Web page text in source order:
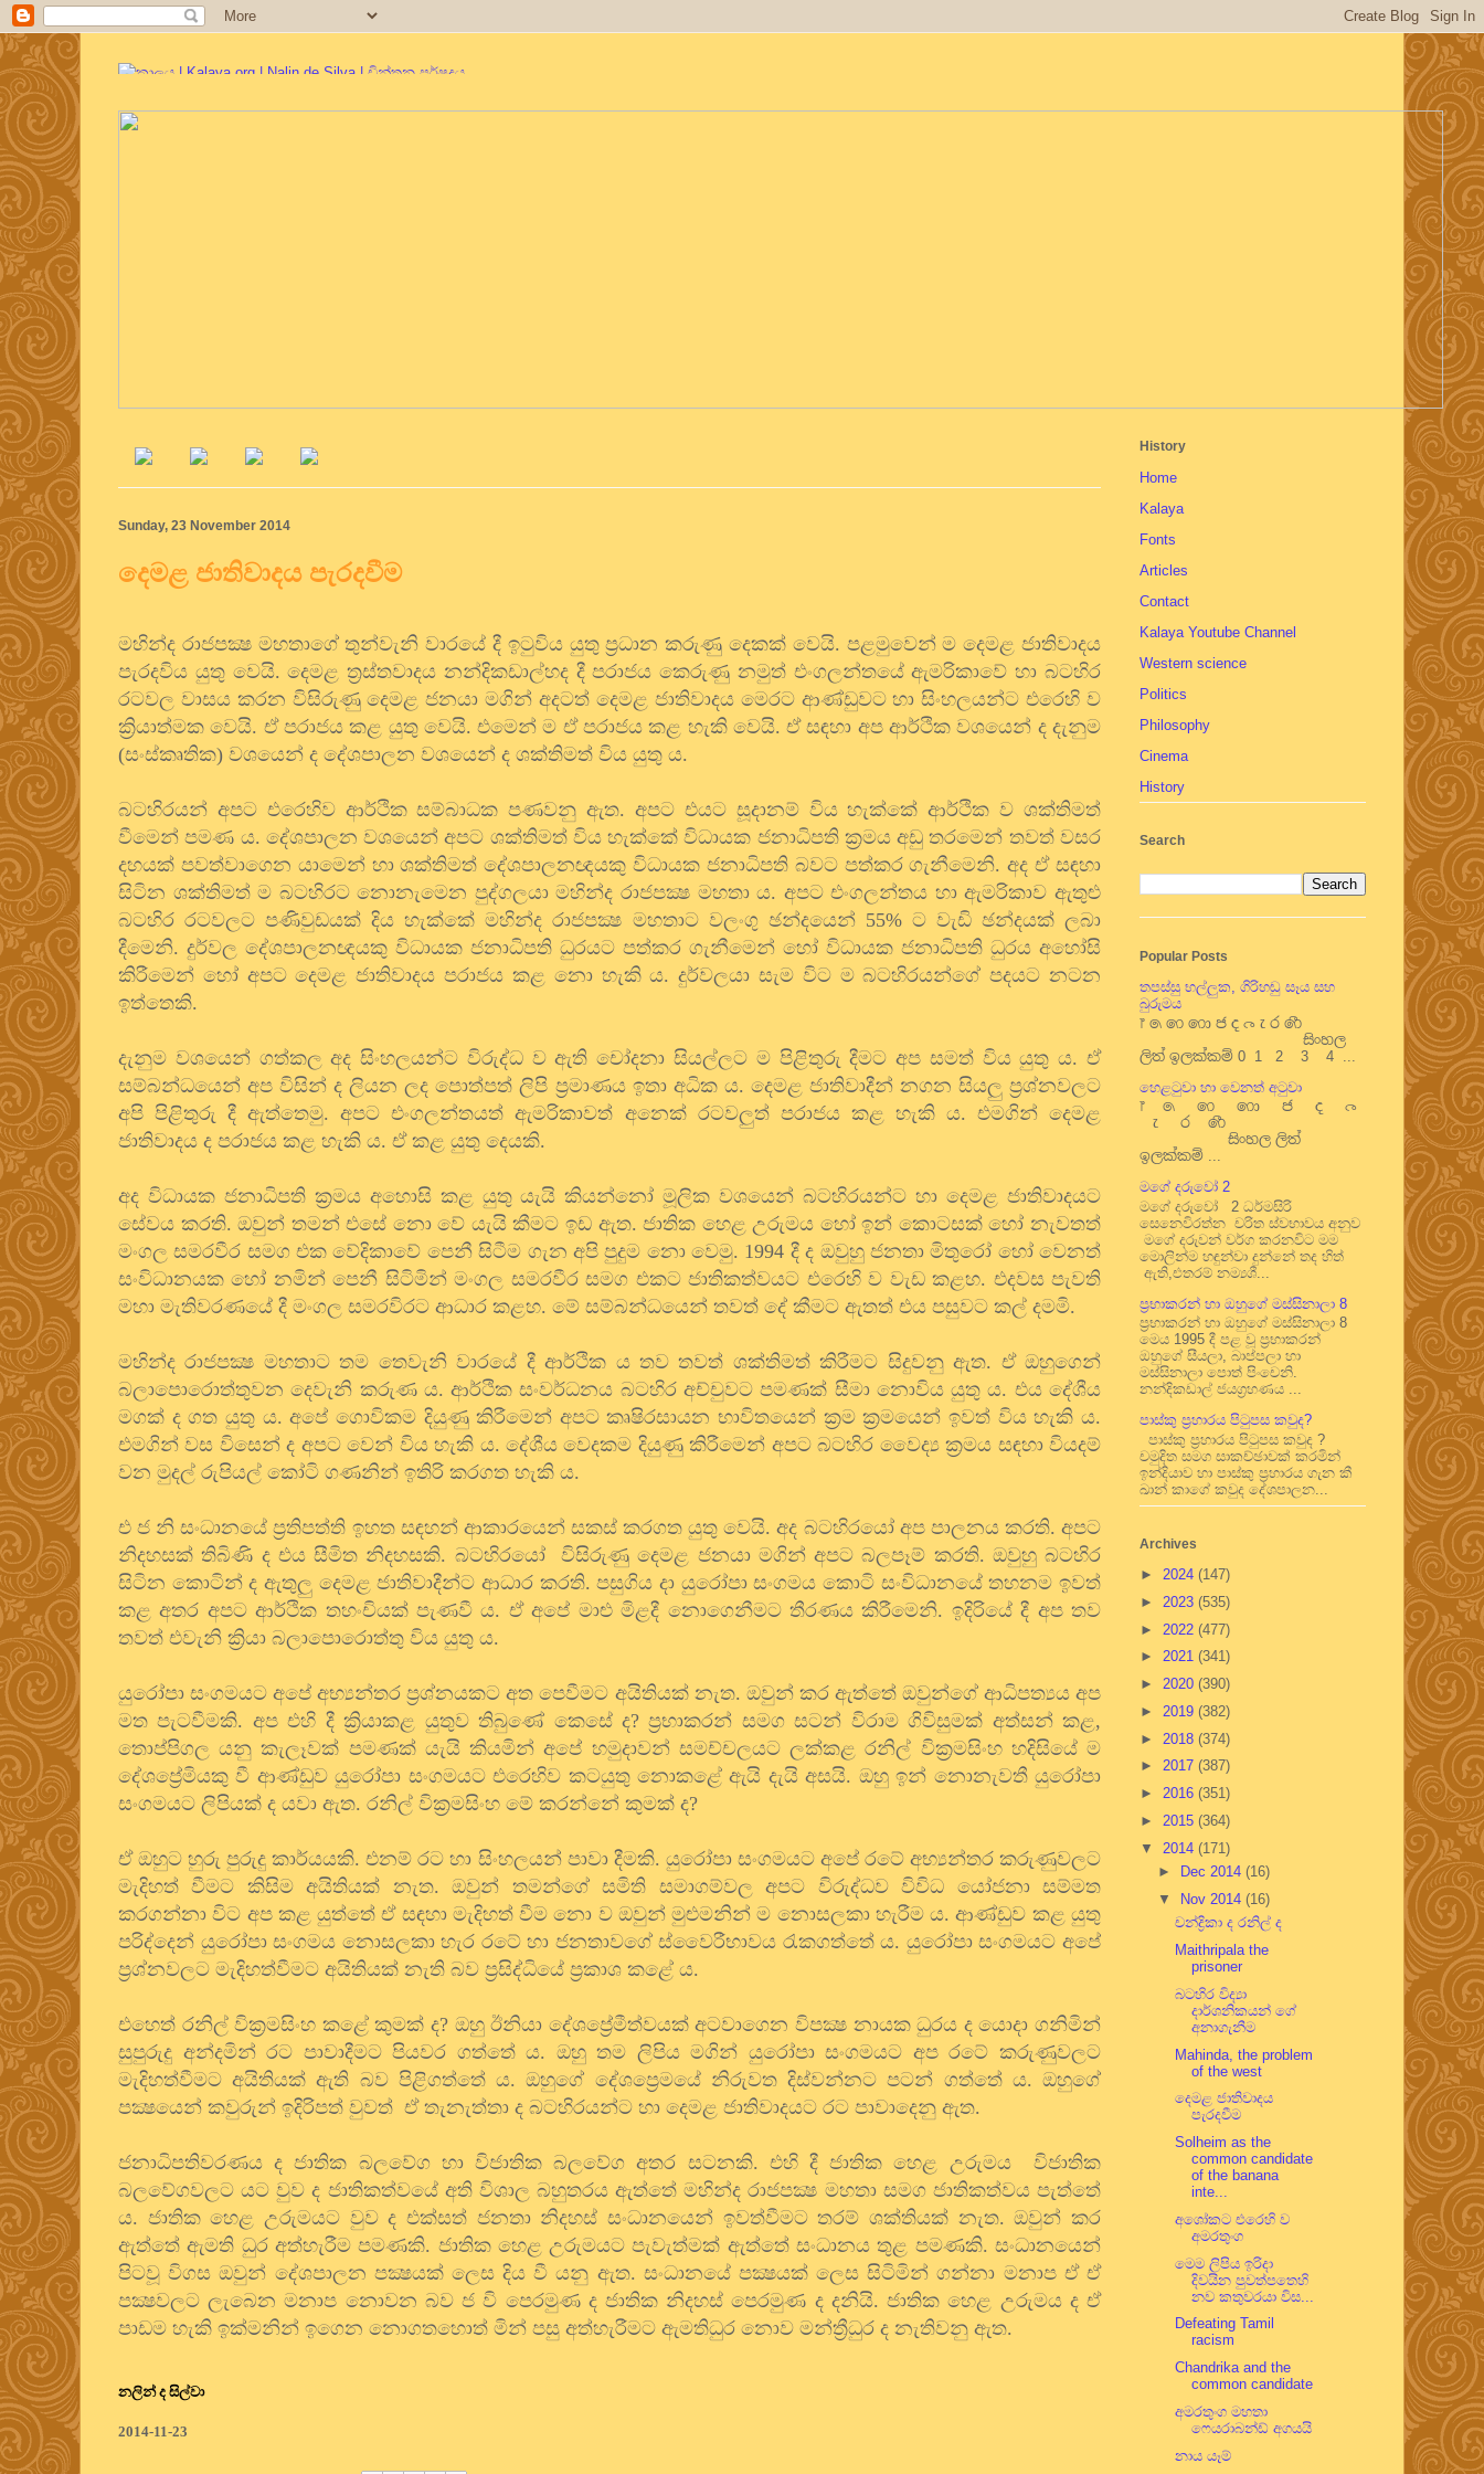
Sunday, 23 November 2014
දෙමළ ජාතිවාදය පැරදවීම
මහින්ද රාජපක්‍ෂ මහතාගේ තුන්වැනි වාරයේ දී ඉටුවිය යුතු ප්‍රධාන කරුණු දෙකක් වෙයි. පළමුවෙන් ම දෙමළ ජාතිවාදය
පැරදවිය යුතු වෙයි. දෙමළ ත්‍රස්තවාදය නන්දිකඩාල්හද දී පරාජය කෙරුණු නමුත් එංගලන්තයේ ඇමරිකාවේ හා බටහිර
රටවල වාසය කරන විසිරුණු දෙමළ ජනයා මගින් අදටත් දෙමළ ජාතිවාදය මෙරට ආණ්ඩුවට හා සිංහලයන්ට එරෙහි ව
ක්‍රියාත්මක වෙයි. ඒ පරාජය කළ යුතු වෙයි. එමෙන් ම ඒ පරාජය කළ හැකි වෙයි. ඒ සඳහා අප ආර්ථික වශයෙන් ද දැනුම
(සංස්කෘතික) වශයෙන් ද දේශපාලන වශයෙන් ද ශක්තිමත් විය යුතු ය.
බටහිරයන් අපට එරෙහිව ආර්ථික සම්බාධක පණවනු ඇත. අපට එයට සූදානම් විය හැක්කේ ආර්ථික ව ශක්තිමත්
වීමෙන් පමණ ය. දේශපාලන වශයෙන් අපට ශක්තිමත් විය හැක්කේ විධායක ජනාධිපති ක්‍රමය අඩු තරමෙන් තවත් වසර
දහයක් පවත්වාගෙන යාමෙන් හා ශක්තිමත් දේශපාලනඥයකු විධායක ජනාධිපති බවට පත්කර ගැනීමෙනි. අද ඒ සඳහා
සිටින ශක්තිමත් ම බටහිරට නොනැමෙන පුද්ගලයා මහින්ද රාජපක්‍ෂ මහතා ය. අපට එංගලන්තය හා ඇමරිකාව ඇතුළු
බටහිර රටවලට පණිවුඩයක් දිය හැක්කේ මහින්ද රාජපක්‍ෂ මහතාට වලංගු ඡන්දයෙන් 55% ට වැඩි ඡන්දයක් ලබා
දීමෙනි. දුර්වල දේශපාලනඥයකු විධායක ජනාධිපති ධුරයට පත්කර ගැනීමෙන් හෝ විධායක ජනාධිපති ධුරය අහෝසි
කිරීමෙන් හෝ අපට දෙමළ ජාතිවාදය පරාජය කළ නො හැකි ය. දුර්වලයා සැම විට ම බටහිරයන්ගේ පදයට නටන
ඉත්තෙකි.
දැනුම වශයෙන් ගත්කල අද සිංහලයන්ට විරුද්ධ ව ඇති චෝදනා සියල්ලට ම පිළිතුරු දීමට අප සමත් විය යුතු ය. ඒ
සම්බන්ධයෙන් අප විසින් ද ලියන ලද පොත්පත් ලිපි ප්‍රමාණය ඉතා අධික ය. දෙමළ ජාතිවාදීන් නගන සියලු ප්‍රශ්නවලට
අපි පිළිතුරු දී ඇත්තෙමු. අපට එංගලන්තයත් ඇමරිකාවත් අනෙක් රටවලුත් පරාජය කළ හැකි ය. එමගින් දෙමළ
ජාතිවාදය ද පරාජය කළ හැකි ය. ඒ කළ යුතු දෙයකි.
අද විධායක ජනාධිපති ක්‍රමය අහොසි කළ යුතු යැයි කියන්නෝ මූලික වශයෙන් බටහිරයන්ට හා දෙමළ ජාතිවාදයට
සේවය කරති. ඔවුන් තමන් එසේ නො වේ යැයි කීමට ඉඩ ඇත. ජාතික හෙළ උරුමය හෝ ඉන් කොටසක් හෝ නැවතත්
මංගල සමරවීර සමග එක වේදිකාවේ පෙනී සිටීම ගැන අපි පුදුම නො වෙමු. 1994 දී ද ඔවුහු ජනතා මිතුරෝ හෝ වෙනත්
සංවිධානයක හෝ නමින් පෙනී සිටිමින් මංගල සමරවීර සමග එකට ජාතිකත්වයට එරෙහි ව වැඩ කළහ. එදවස පැවති
මහා මැතිවරණයේ දී මංගල සමරවිරට ආධාර කළහ. මේ සම්බන්ධයෙන් තවත් දේ කීමට ඇතත් එය පසුවට කල් දමමි.
මහින්ද රාජපක්‍ෂ මහතාට තම තෙවැනි වාරයේ දී ආර්ථික ය තව තවත් ශක්තිමත් කිරීමට සිදුවනු ඇත. ඒ ඔහුගෙන්
බලාපොරොත්තුවන දෙවැනි කරුණ ය. ආර්ථික සංවර්ධනය බටහිර අච්චුවට පමණක් සීමා නොවිය යුතු ය. එය දේශීය
මගක් ද ගත යුතු ය. අපේ ගොවිකම දියුණු කිරීමෙන් අපට කෘෂිරසායන භාවිතයෙන් ක්‍රම ක්‍රමයෙන් ඉවත් විය හැකි ය.
එමගින් වස විසෙන් ද අපට වෙන් විය හැකි ය. දේශීය වෙදකම දියුණු කිරීමෙන් අපට බටහිර වෛද්‍ය ක්‍රමය සඳහා වියදම්
වන මුදල් රුපියල් කෝටි ගණනින් ඉතිරි කරගත හැකි ය.
එ ජ නි සංධානයේ ප්‍රතිපත්ති ඉහත සඳහන් ආකාරයෙන් සකස් කරගත යුතු වෙයි. අද බටහිරයෝ අප පාලනය කරති. අපට
නිදහසක් තිබිණි ද එය සීමිත නිදහසකි. බටහිරයෝ විසිරුණු දෙමළ ජනයා මගින් අපට බලපෑම් කරති. ඔවුහු බටහිර
සිටින කොටින් ද ඇතුලු දෙමළ ජාතිවාදීන්ට ආධාර කරති. පසුගිය දා යුරෝපා සංගමය කොටි සංවිධානයේ තහනම ඉවත්
කළ අතර අපට ආර්ථික තහංචියක් පැණවී ය. ඒ අපේ මාළු මිළදී නොගෙනීමට තීරණය කිරීමෙනි. ඉදිරියේ දී අප තව
තවත් එවැනි ක්‍රියා බලාපොරොත්තු විය යුතු ය.
යුරෝපා සංගමයට අපේ අභ්‍යන්තර ප්‍රශ්නයකට අත පෙවීමට අයිතියක් නැත. ඔවුන් කර ඇත්තේ ඔවුන්ගේ ආධිපත්‍යය අප
මත පැටවීමකි. අප එහි දී ක්‍රියාකළ යුතුව තිබුණේ කෙසේ ද? ප්‍රභාකරන් සමග සටන් විරාම ගිවිසුමක් අත්සන් කළ,
තොප්පිගල යනු කැලෑවක් පමණක් යැයි කියමින් අපේ හමුදාවන් සමච්චලයට ලක්කළ රනිල් වික්‍රමසිංහ හදිසියේ ම
දේශප්‍රේමියකු වී ආණ්ඩුව යුරෝපා සංගමයට එරෙහිව කටයුතු නොකළේ ඇයි දැයි අසයි. ඔහු ඉන් නොනැවතී යුරෝපා
සංගමයට ලිපියක් ද යවා ඇත. රනිල් වික්‍රමසිංහ මේ කරන්නේ කුමක් ද?
ඒ ඔහුට හුරු පුරුදු කාර්යයකි. එනම් රට හා සිංහලයන් පාවා දීමකි. යුරෝපා සංගමයට අපේ රටේ අභ්‍යන්තර කරුණුවලට
මැදිහත් වීමට කිසිම අයිතියක් නැත. ඔවුන් තමන්ගේ සමිති සමාගම්වල අපට විරුද්ධව විවිධ යෝජනා සම්මත
කරගන්නා විට අප කළ යුත්තේ ඒ සඳහා මැදිහත් වීම නො ව ඔවුන් මුළුමනින් ම නොසලකා හැරීම ය. ආණ්ඩුව කළ යුතු
පරිද්දෙන් යුරෝපා සංගමය නොසලකා හැර රටේ හා ජනතාවගේ ස්වෛරීභාවය රැකගත්තේ ය. යුරෝපා සංගමයට අපේ
ප්‍රශ්නවලට මැදිහත්වීමට අයිතියක් නැති බව ප්‍රසිද්ධියේ ප්‍රකාශ කළේ ය.
එහෙත් රනිල් වික්‍රමසිංහ කළේ කුමක් ද? ඔහු ඊනියා දේශප්‍රේමීත්වයක් අටවාගෙන විපක්‍ෂ නායක ධුරය ද යොදා ගනිමින්
සුපුරුදු අන්දමින් රට පාවාදීමට පියවර ගත්තේ ය. ඔහු තම ලිපිය මගින් යුරෝපා සංගමයට අප රටේ කරුණුවලට
මැදිහත්වීමට අයිතියක් ඇති බව පිළිගත්තේ ය. ඔහුගේ දේශප්‍රෙමයේ නිරුවත දිස්වන්නට පටන් ගත්තේ ය. ඔහුගේ
පක්‍ෂයෙන් කවුරුන් ඉදිරිපත් වුවත් ඒ තැනැත්තා ද බටහිරයන්ට හා දෙමළ ජාතිවාදයට රට පාවාදෙනු ඇත.
ජනාධිපතිවරණය ද ජාතික බලවේග හා විජාතික බලවේග අතර සටනකි. එහි දී ජාතික හෙළ උරුමය විජාතික
බලවේගවලට යට වුව ද ජාතිකත්වයේ අති විශාල බහුතරය ඇත්තේ මහින්ද රාජපක්‍ෂ මහතා සමග ජාතිකත්වය පැත්තේ
ය. ජාතික හෙළ උරුමයට වුව ද එක්සත් ජනතා නිදහස් සංධානයෙන් ඉවත්වීමට තරම් ශක්තියක් නැත. ඔවුන් කර
ඇත්තේ ඇමති ධුර අත්හැරීම පමණකි. ජාතික හෙළ උරුමයට පැවැත්මක් ඇත්තේ සංධානය තුළ පමණකි. සංධානයෙන්
පිටවූ විගස ඔවුන් දේශපාලන පක්‍ෂයක් ලෙස දිය වී යනු ඇත. සංධානයේ පක්‍ෂයක් ලෙස සිටිමින් ගන්නා මනාප ඒ ඒ
පක්‍ෂවලට ලැබෙන මනාප නොවන බව ජ වි පෙරමුණ ද ජාතික නිදහස් පෙරමුණ ද දනියි. ජාතික හෙළ උරුමය ද ඒ
පාඩම හැකි ඉක්මනින් ඉගෙන නොගතහොත් මින් පසු අත්හැරීමට ඇමතිධුර නොව මන්ත්‍රීධුර ද නැතිවනු ඇත.
නලින් ද සිල්වා
2014-11-23
History
Home
Kalaya
Fonts
Articles
Contact
Kalaya Youtube Channel
Western science
Politics
Philosophy
Cinema
History
Search
Popular Posts
තපස්සු භල්ලුක, ගිරිහඬු සෑය සහ
බුරුමය
෦ ෧ ෨ ෩ ෪ ෫ ෬ ෭ ෮ ෯
සිංහල
ලිත් ඉලක්කම් 0 1 2 3 4 ...
හෙළටුවා හා වෙනත් අටුවා
෦ ෧ ෨ ෩ ෪ ෫ ෬
෭ ෮ ෯
සිංහල ලිත්
ඉලක්කම් ...
මගේ දරුවෝ 2
මගේ දරුවෝ 2 ධර්මසිරි
සෙනෙවිරත්න චරිත ස්වභාවය අනුව
මගේ දරුවන් වර්ග කරනවිට මම
මොලින්ම හඳුන්වා දුන්නේ තද හිත්
ඇති,එතරම් නම්‍යශී...
ප්‍රභාකරන් හා ඔහුගේ මස්සිනාලා 8
ප්‍රභාකරන් හා ඔහුගේ මස්සිනාලා 8
මෙය 1995 දී පළ වූ ප්‍රභාකරන්
ඔහුගේ සීයලා, බාප්පලා හා
මස්සිනාලා පොත් පිංචෙනි.
නන්දිකඩාල් ජයග්‍රහණය ...
පාස්කු ප්‍රහාරය පිටුපස කවුද?
පාස්කු ප්‍රහාරය පිටුපස කවුද ?
චමුදිත සමග සාකච්ඡාවක් කරමින්
ඉන්දියාව හා පාස්කු ප්‍රහාරය ගැන කී
ඛාන් කාගේ කවුද දේශපාලන...
Archives
► 2024 (147)
► 2023 (535)
► 2022 (477)
► 2021 (341)
► 2020 (390)
► 2019 (382)
► 2018 (374)
► 2017 (387)
► 2016 (351)
► 2015 (364)
▼ 2014 (171)
►
Dec 2014 (16)
▼
Nov 2014 (16)
චන්ද්‍රිකා ද රනිල් ද
Maithripala the
prisoner
බටහිර විද්‍යා
දාර්ශනිකයන් ගේ
අනාගැනීම
Mahinda, the problem
of the west
දෙමළ ජාතිවාදය
පැරදවීම
Solheim as the
common candidate
of the banana
inte...
අශෝකට එරෙහි ව
අමරතුංග
මෙම ලිපිය ඉරිදා
දිවයින පුවත්පතෙහි
නව කතුවරයා විස...
Defeating Tamil
racism
Chandrika and the
common candidate
අමරතුංග මහතා
ෆෙයරාබන්ඩ් අගයයි
නාය යෑම්